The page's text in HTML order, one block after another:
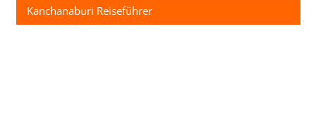
Kanchanaburi Reiseführer